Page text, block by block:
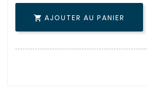
 AJOUTER AU PANIER